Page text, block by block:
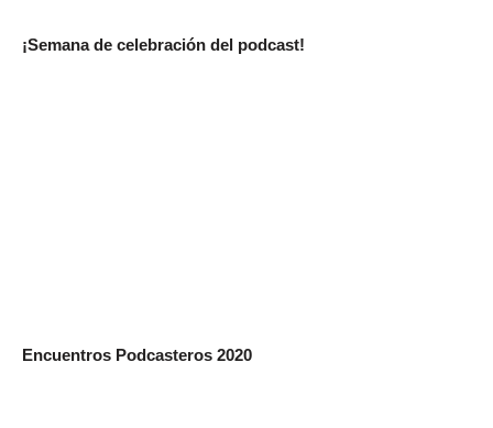
¡Semana de celebración del podcast!
Encuentros Podcasteros 2020